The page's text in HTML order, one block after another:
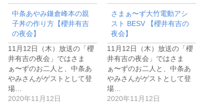
中条あやみ鎌倉峰本の親
子丼の作り方【櫻井有吉
の夜会】
11月12日（木）放送の「櫻
井有吉の夜会」ではさま
ぁ〜ずのお二人と、中条あ
やみさんがゲストとして登
場…
2020年11月12日
さまぁ〜ず大竹電動アシ
スト BESV 【櫻井有吉の
夜会】
11月12日（木）放送の「櫻
井有吉の夜会」ではさま
ぁ〜ずのお二人と、中条あ
やみさんがゲストとして登
場…
2020年11月12日